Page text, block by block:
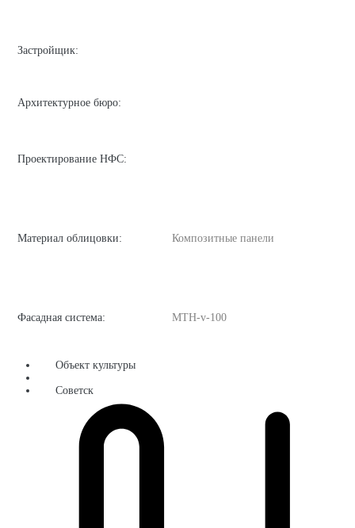
Застройщик:
Архитектурное бюро:
Проектирование НФС:
Материал облицовки: Композитные панели
Фасадная система: MTH-v-100
Объект культуры
Советск